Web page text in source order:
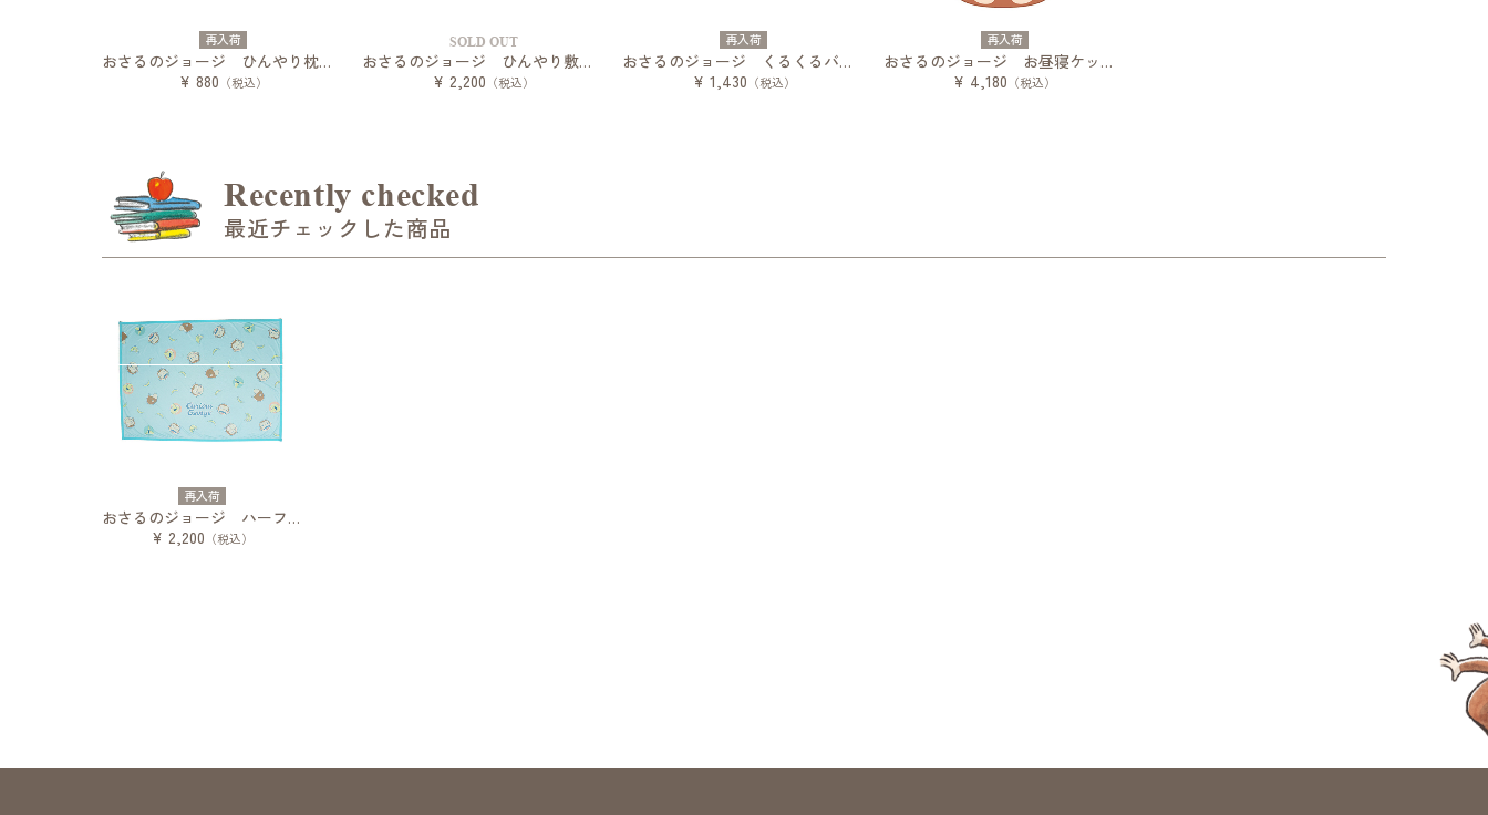
再入荷
おさるのジョージ ひんやり枕パッド バナナスカイ
¥ 880 （税込）
SOLD OUT
おさるのジョージ ひんやり敷きパッド バナナスカイ
¥ 2,200 （税込）
再入荷
おさるのジョージ くるくるバッグ アクティブレイン
¥ 1,430 （税込）
再入荷
おさるのジョージ お昼寝ケット おひるねジョージ
¥ 4,180 （税込）
Recently checked
最近チェックした商品
再入荷
おさるのジョージ ハーフブランケット バナナスカイ
¥ 2,200 （税込）